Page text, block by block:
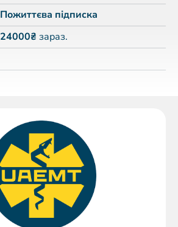
Пожиттєва підписка
24000₴ зараз.